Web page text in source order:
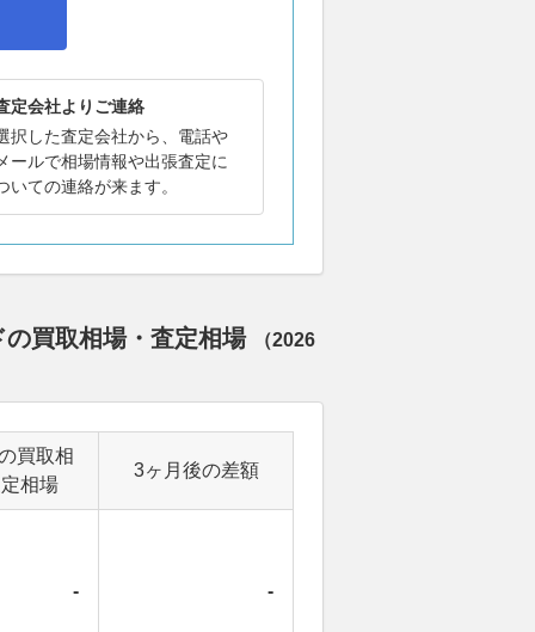
定会社よりご連絡
択した査定会社から、電話や
ールで相場情報や出張査定に
いての連絡が来ます。
買取相場・査定相場 （2026
買取相
相場
3ヶ月後の差額
- -